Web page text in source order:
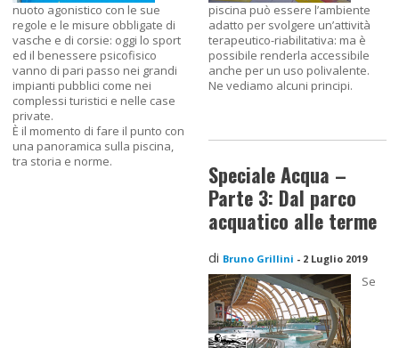
nuoto agonistico con le sue
regole e le misure obbligate di
vasche e di corsie: oggi lo sport
ed il benessere psicofisico
vanno di pari passo nei grandi
impianti pubblici come nei
complessi turistici e nelle case
private.
È il momento di fare il punto con
una panoramica sulla piscina,
tra storia e norme.
piscina può essere l’ambiente
adatto per svolgere un’attività
terapeutico-riabilitativa: ma è
possibile renderla accessibile
anche per un uso polivalente.
Ne vediamo alcuni principi.
Speciale Acqua –
Parte 3: Dal parco
acquatico alle terme
di Bruno Grillini - 2 Luglio 2019
Se